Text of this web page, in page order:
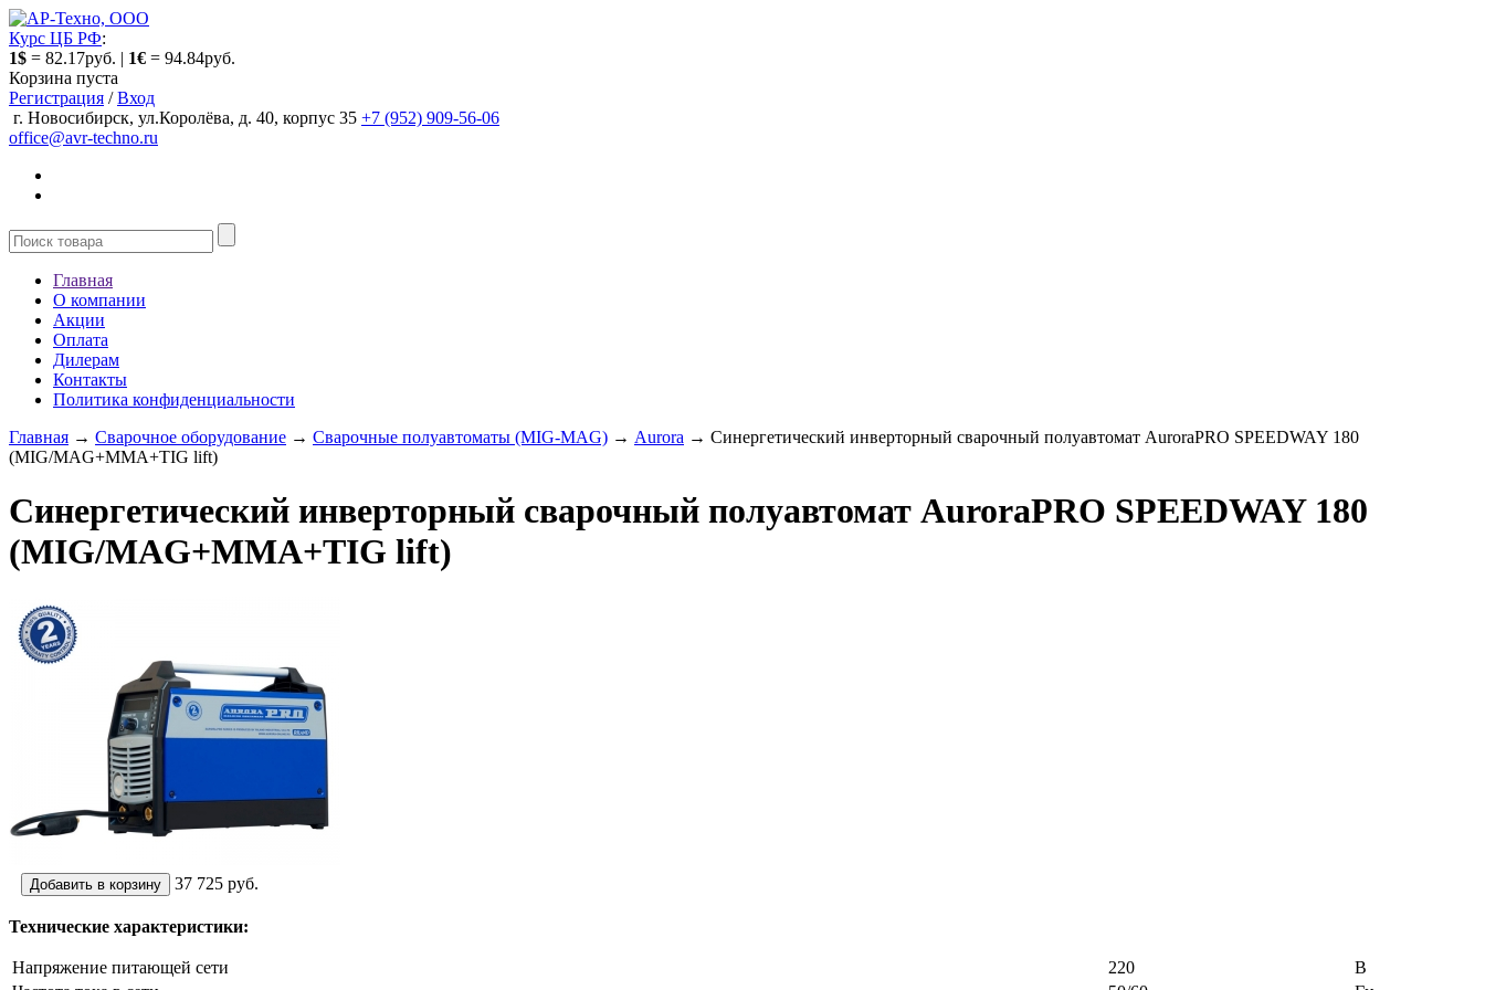
Курс ЦБ РФ:
1$ = 82.17руб. | 1€ = 94.84руб.
Корзина пуста
Регистрация /Вход
г. Новосибирск, ул.Королёва, д. 40, корпус 35 +7 (952) 909-56-06
office@avr-techno.ru
Главная
О компании
Акции
Оплата
Дилерам
Контакты
Политика конфиденциальности
Главная → Сварочное оборудование → Сварочные полуавтоматы (MIG-MAG) → Aurora → Синергетический инверторный сварочный полуавтомат AuroraPRO SPEEDWAY 180
(MIG/MAG+MMA+TIG lift)
Синергетический инверторный сварочный полуавтомат AuroraPRO SPEEDWAY 180
(MIG/MAG+MMA+TIG lift)
37 725 руб.
Технические характеристики:
Напряжение питающей сети 220
В